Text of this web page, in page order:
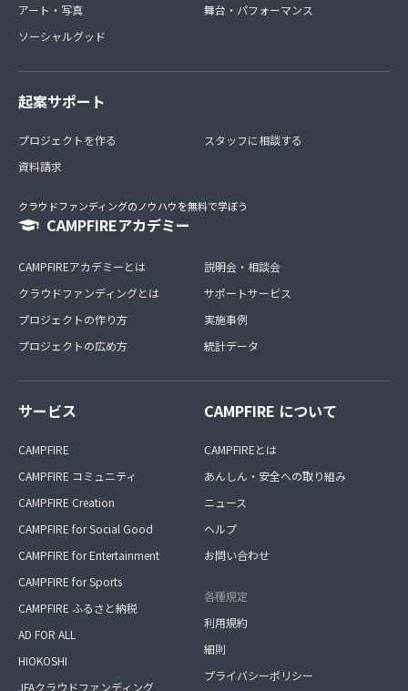
アート・写真
ソーシャルグッド
舞台・パフォーマンス
起案サポート
プロジェクトを作る
資料請求
スタッフに相談する
クラウドファンディングのノウハウを無料で学ぼう
CAMPFIREアカデミー
CAMPFIREアカデミーとは
クラウドファンディングとは
プロジェクトの作り方
プロジェクトの広め方
説明会・相談会
サポートサービス
実施事例
統計データ
サービス
CAMPFIRE
CAMPFIRE コミュニティ
CAMPFIRE Creation
CAMPFIRE for Social Good
CAMPFIRE for Entertainment
CAMPFIRE for Sports
CAMPFIRE ふるさと納税
AD FOR ALL
HIOKOSHI
JFAクラウドファンディング
CAMPFIRE について
CAMPFIREとは
あんしん・安全への取り組み
ニュース
ヘルプ
お問い合わせ
各種規定
利用規約
細則
プライバシーポリシー